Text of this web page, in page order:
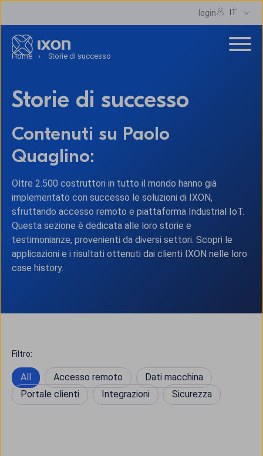
login IT
Home Storie di successo
Storie di successo
Contenuti su Paolo
Quaglino:
Oltre 2.500 costruttori in tutto il mondo hanno già
implementato con successo le soluzioni di IXON,
sfruttando accesso remoto e piattaforma Industrial IoT.
Questa sezione è dedicata alle loro storie e
testimonianze, provenienti da diversi settori. Scopri le
applicazioni e i risultati ottenuti dai clienti IXON nelle loro
case history.
Filtro:
All Accesso remoto
Dati macchina
Portale clienti
Integrazioni Sicurezza